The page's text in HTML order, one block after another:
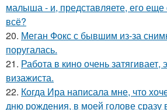
малыша - и, представляете, его еще
всё?
20. Меган Фокс с бывшим из-за
поругалась.
21. Работа в кино очень
визажиста.
22. Когда Ира написала мне, что
дню рождения, в моей голове сразу